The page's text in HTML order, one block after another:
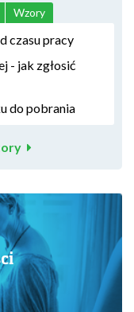
Wzory
czasu pracy
- jak zgłosić
do pobrania